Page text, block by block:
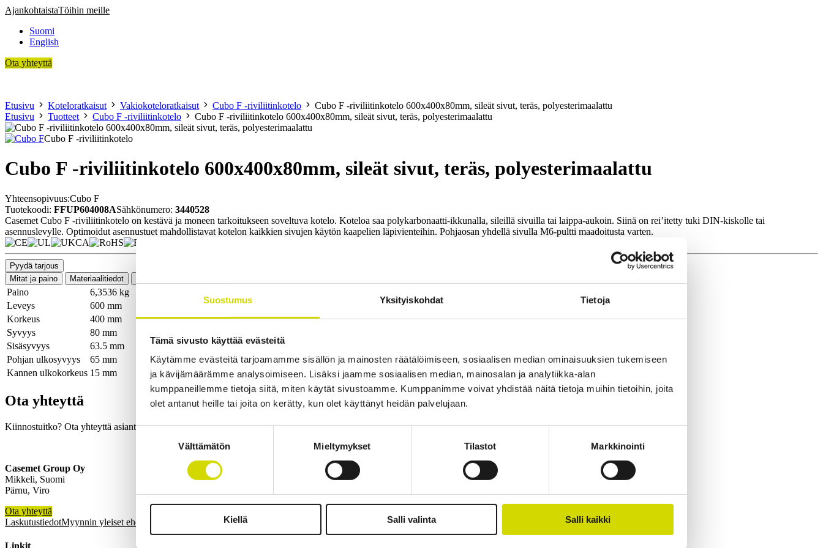
Suostumus Yksityiskohdat Tietoja
Tämä sivusto käyttää evästeitä
Käytämme evästeitä tarjoamamme sisällön ja mainosten räätälöimiseen, sosiaalisen median ominaisuuksien tukemiseen
ja kävijämäärämme analysoimiseen. Lisäksi jaamme sosiaalisen median, mainosalan ja analytiikka-alan
kumppaneillemme tietoja siitä, miten käytät sivustoamme. Kumppanimme voivat yhdistää näitä tietoja muihin tietoihin, joita
olet antanut heille tai joita on kerätty, kun olet käyttänyt heidän palvelujaan.
Suostumuksen
Välttämätön Mieltymykset Tilastot Markkinointi
Kiellä Salli valinta Salli kaikki
Siirry
AjankohtaistaTöihin meille
Suomi
English
Ota yhteyttä
Etusivu
Koteloratkaisut Vakiokoteloratkaisut Cubo F -riviliitinkotelo
Cubo F -riviliitinkotelo 600x400x80mm, sileät sivut, teräs, polyesterimaalattu
Etusivu
Tuotteet Cubo F -riviliitinkotelo Cubo F -riviliitinkotelo 600x400x80mm, sileät sivut, teräs, polyesterimaalattu
Cubo F -riviliitinkotelo
Cubo F -riviliitinkotelo 600x400x80mm, sileät sivut, teräs, polyesterimaalattu
Yhteensopivuus:Cubo F
Tuotekoodi: FFUP604008ASähkönumero: 3440528
Casemet Cubo F -riviliitinkotelo on kestävä ja moneen tarkoitukseen soveltuva kotelo. Koteloa saa polykarbonaatti-ikkunalla, sileillä sivuilla tai laippa-aukoin. Siinä on rei’itetty tuki DIN-kiskolle tai
asennuslevylle. Optimoidut asennustuet mahdollistavat kotelon kaikkien sivujen käytön kaapelien läpivienteihin. Pohjaosan yhdellä sivulla M6-pultti maadoitusta varten.
Pyydä tarjous
Mitat ja paino
Materiaalitiedot
Paino
6,3536 kg
Leveys
600 mm
Korkeus
400 mm
Syvyys
80 mm
Sisäsyvyys
63.5 mm
Pohjan ulkosyvyys
65 mm
Kannen ulkokorkeus 15 mm
Ota yhteyttä
Kiinnostuitko? Ota yhteyttä asiantuntijaamme ja kerromme lisää ratkaisuistamme.
Casemet Group Oy
Mikkeli, Suomi
Pärnu, Viro
Ota yhteyttä
LaskutustiedotMyynnin yleiset ehdot
Linkit